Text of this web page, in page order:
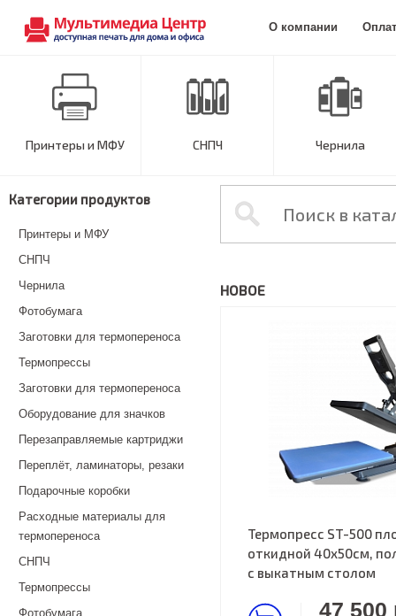
О компании
Принтеры и МФУ СНПЧ Чернила
Категории продуктов
Принтеры и МФУ
СНПЧ
Чернила
Фотобумага
Заготовки для термопереноса
Термопрессы
Заготовки для термопереноса
Оборудование для значков
Перезаправляемые картриджи
Переплёт, ламинаторы, резаки
Подарочные коробки
Расходные материалы для
термопереноса
СНПЧ
Термопрессы
Фотобумага
НОВОЕ
Термопресс ST-500
откидной 40х50см,
с выкатным столом
47 500